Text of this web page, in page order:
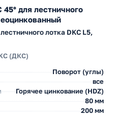
45° для лестничного
лотка DKC L5,
(ДКС)
Поворот (углы)
все
Горячее цинкование (HDZ)
80 мм
200 мм